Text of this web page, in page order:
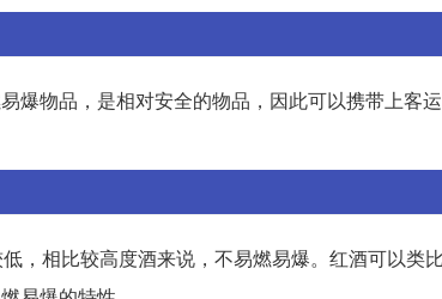
爆物品，是相对安全的物品，因此可以携带上客
，相比较高度酒来说，不易燃易爆。红酒可以类